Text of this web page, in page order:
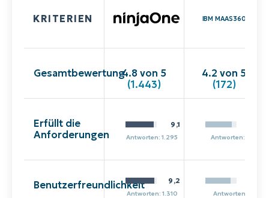
KRITERIEN IBM MAAS360
Gesamtbewertung4.8 von 5
(1.443)
4.2 von 5
(172)
Erfüllt die
Anforderungen
9,1
Antworten: 1.295 Antworten: 130
Benutzerfreundlichkeit 9,2
Antworten: 1.310 Antworten: 131